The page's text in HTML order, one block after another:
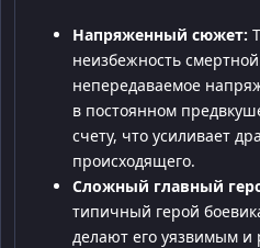
Напряженный сюжет:
неизбежность
непередаваемое
в постоянном
счету, что усиливает
происходящего.
Сложный главный
типичный герой
делают его уязвимым и